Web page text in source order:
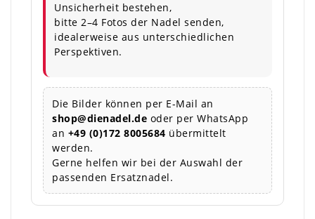
Unsicherheit bestehen,
bitte 2–4 Fotos der Nadel senden,
idealerweise aus unterschiedlichen
Perspektiven.
Die Bilder können per E-Mail an
shop@dienadel.de oder per WhatsApp
an +49 (0)172 8005684 übermittelt
werden.
Gerne helfen wir bei der Auswahl der
passenden Ersatznadel.